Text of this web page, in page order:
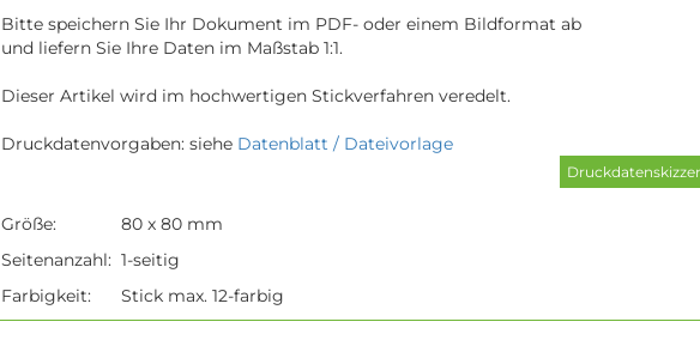
Bitte speichern Sie Ihr Dokument im PDF- oder einem Bildformat ab
und liefern Sie Ihre Daten im Maßstab 1:1.
Dieser Artikel wird im hochwertigen Stickverfahren veredelt.
Druckdatenvorgaben: siehe Datenblatt / Dateivorlage
Größe:
80 x 80 mm
Seitenanzahl: 1-seitig
Farbigkeit:
Stick max. 12-farbig